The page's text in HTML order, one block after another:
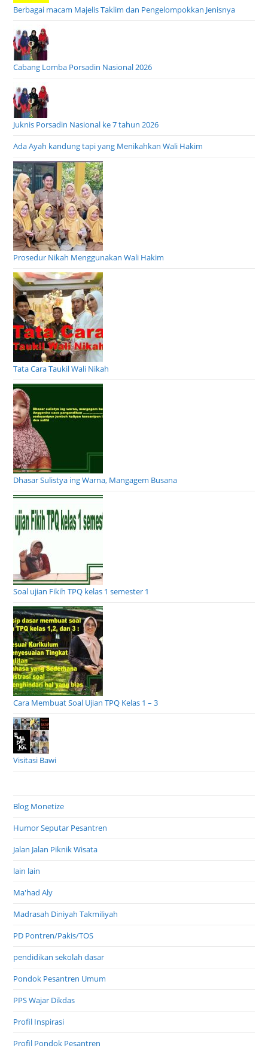
Berbagai macam Majelis Taklim dan Pengelompokkan Jenisnya
Cabang Lomba Porsadin Nasional 2026
Juknis Porsadin Nasional ke 7 tahun 2026
Ada Ayah kandung tapi yang Menikahkan Wali Hakim
Prosedur Nikah Menggunakan Wali Hakim
Tata Cara Taukil Wali Nikah
Dhasar Sulistya ing Warna, Mangagem Busana
Soal ujian Fikih TPQ kelas 1 semester 1
Cara Membuat Soal Ujian TPQ Kelas 1 – 3
Visitasi Bawi
Blog Monetize
Humor Seputar Pesantren
Jalan Jalan Piknik Wisata
lain lain
Ma'had Aly
Madrasah Diniyah Takmiliyah
PD Pontren/Pakis/TOS
pendidikan sekolah dasar
Pondok Pesantren Umum
PPS Wajar Dikdas
Profil Inspirasi
Profil Pondok Pesantren